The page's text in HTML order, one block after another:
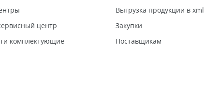
центр
комплектующие
Выгрузка продукции в xml
Закупки
Поставщикам